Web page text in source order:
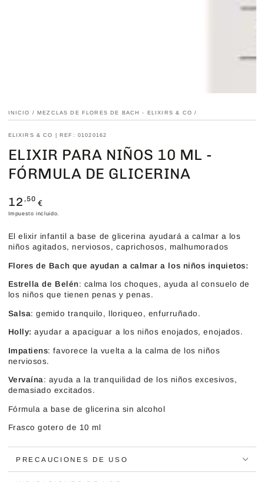
INICIO / MEZCLAS DE FLORES DE BACH - ELIXIRS & CO /
ELIXIRS & CO | REF: 01020162
ELIXIR PARA NIÑOS 10 ML -
FÓRMULA DE GLICERINA
Precio
regular
12 ,50 €
Impuesto incluido.
El elixir infantil a base de glicerina ayudará a calmar a los
niños agitados, nerviosos, caprichosos, malhumorados
Flores de Bach que ayudan a calmar a los niños inquietos:
Estrella de Belén: calma los choques, ayuda al consuelo de
los niños que tienen penas y penas.
Salsa: gemido tranquilo, lloriqueo, enfurruñado.
Holly: ayudar a apaciguar a los niños enojados, enojados.
Impatiens: favorece la vuelta a la calma de los niños
nerviosos.
Vervaína: ayuda a la tranquilidad de los niños excesivos,
demasiado excitados.
Fórmula a base de glicerina sin alcohol
Frasco gotero de 10 ml
PRECAUCIONES DE USO